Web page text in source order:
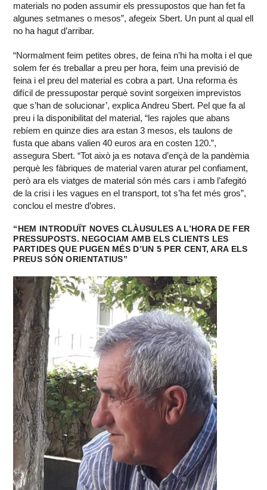
materials no poden assumir els pressupostos que han fet fa
algunes setmanes o mesos”, afegeix Sbert. Un punt al qual ell
no ha hagut d’arribar.
“Normalment feim petites obres, de feina n’hi ha molta i el que
solem fer és treballar a preu per hora, feim una previsió de
feina i el preu del material es cobra a part. Una reforma és
difícil de pressupostar perquè sovint sorgeixen imprevistos
que s’han de solucionar’, explica Andreu Sbert. Pel que fa al
preu i la disponibilitat del material, “les rajoles que abans
rebíem en quinze dies ara estan 3 mesos, els taulons de
fusta que abans valien 40 euros ara en costen 120.”,
assegura Sbert. “Tot això ja es notava d’ençà de la pandèmia
perquè les fàbriques de material varen aturar pel confiament,
però ara els viatges de material són més cars i amb l’afegitó
de la crisi i les vagues en el transport, tot s’ha fet més gros”,
conclou el mestre d’obres.
“HEM INTRODUÏT NOVES CLÀUSULES A L’HORA DE FER
PRESSUPOSTS. NEGOCIAM AMB ELS CLIENTS LES
PARTIDES QUE PUGEN MÉS D’UN 5 PER CENT, ARA ELS
PREUS SÓN ORIENTATIUS”